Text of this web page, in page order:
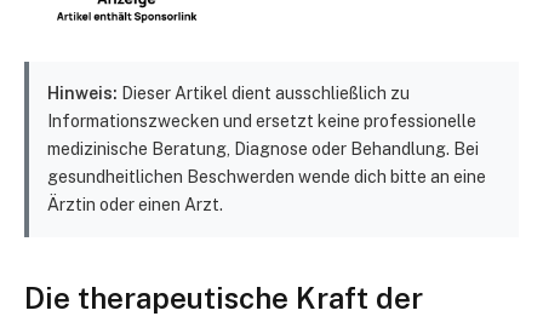
Hinweis: Dieser Artikel dient ausschließlich zu
Informationszwecken und ersetzt keine professionelle
medizinische Beratung, Diagnose oder Behandlung. Bei
gesundheitlichen Beschwerden wende dich bitte an eine
Ärztin oder einen Arzt.
Die therapeutische Kraft der